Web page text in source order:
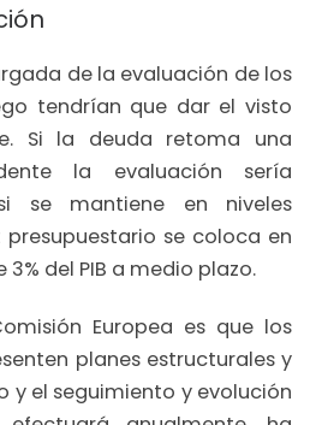
de la evaluación de los
tendrían que dar el visto
Si la deuda retoma una
la evaluación sería
se mantiene en niveles
se coloca en
3% del PIB a medio plazo.
Europea es que los
planes estructurales y
y el seguimiento y evolución